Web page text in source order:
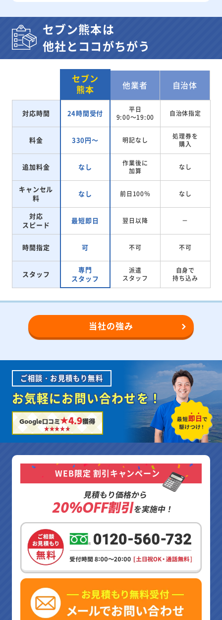
セブン熊本は
他社とココがちがう
セブン
熊本
他業者 自治体
対応時間 24時間受付
平日
9:00～19:00
自治体指定
料金 330円～ 明記なし
処理券を
購入
追加料金 なし
作業後に
加算
なし
キャンセル
料
なし 前日100％ なし
対応
スピード
最短即日 翌日以降 －
時間指定 可 不可 不可
スタッフ
専門
スタッフ
派遣
スタッフ
自身で
持ち込み
当社の強み
ご相談・お見積もり無料
お気軽にお問い合わせを！
Google口コミ★4.9獲得
WEB限定 割引キャンペーン
見積もり価格から
20%OFF割引を実施中！